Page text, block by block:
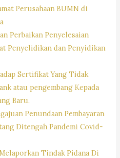
Perusahaan BUMN di
Perbaikan Penyelesaian
Penyelidikan dan Penyidikan
Sertifikat Yang Tidak
atau pengembang Kepada
Baru.
Penundaan Pembayaran
Ditengah Pandemi Covid-
Tindak Pidana Di